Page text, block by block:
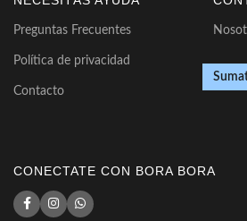
Preguntas Frecuentes
Política de privacidad
Contacto
CONECTATE CON BORA BORA